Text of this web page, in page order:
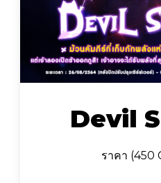
Devil
ราคา (450